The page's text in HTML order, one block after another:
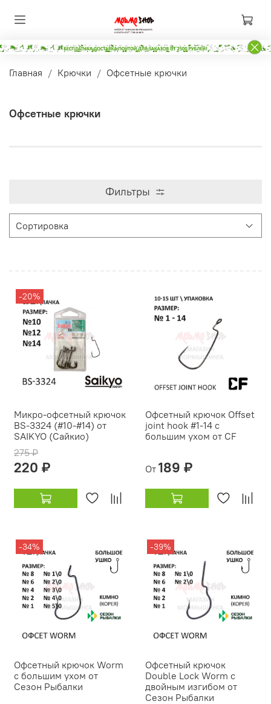
Главная Крючки Офсетные крючки
Офсетные крючки
Фильтры
-20%
Микро-офсетный крючок
BS-3324 (#10-#14) от
SAIKYO (Сайкио)
275 ₽
220 ₽
Офсетный крючок Offset
joint hook #1-14 с
большим ухом от CF
От 189 ₽
-34%
Офсетный крючок Worm
с большим ухом от
Сезон Рыбалки
-39%
Офсетный крючок
Double Lock Worm с
двойным изгибом от
Сезон Рыбалки